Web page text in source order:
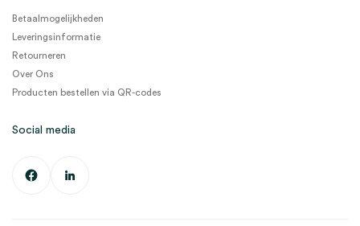
Betaalmogelijkheden
Leveringsinformatie
Retourneren
Over Ons
Producten bestellen via QR-codes
Social media